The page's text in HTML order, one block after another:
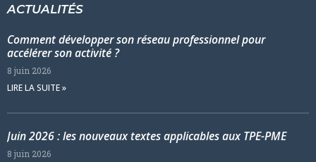
ACTUALITÉS
Comment développer son réseau professionnel pour
accélérer son activité ?
8 juin 2026
LIRE LA SUITE »
Juin 2026 : les nouveaux textes applicables aux TPE-PME
8 juin 2026